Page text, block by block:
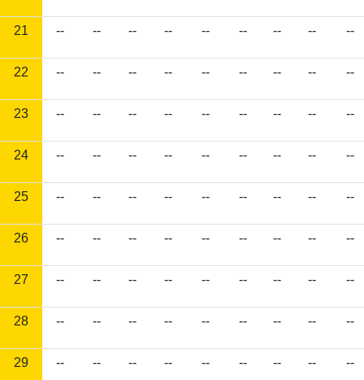
21 -- -- -- -- -- -- -- -- --
22 -- -- -- -- -- -- -- -- --
23 -- -- -- -- -- -- -- -- --
24 -- -- -- -- -- -- -- -- --
25 -- -- -- -- -- -- -- -- --
26 -- -- -- -- -- -- -- -- --
27 -- -- -- -- -- -- -- -- --
28 -- -- -- -- -- -- -- -- --
29 -- -- -- -- -- -- -- -- --